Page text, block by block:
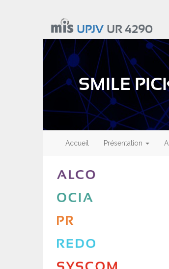
UPJVUR 4290
SMILE
Main
navigation
Accueil Présentation